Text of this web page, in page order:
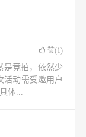
赞(1)
是竞拍，依然少
活动需受邀用户
体...